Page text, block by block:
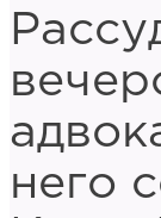
него